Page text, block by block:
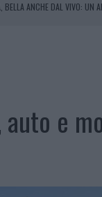
BELLA ANCHE DAL VIVO: UN
IDEALE PER LA
e